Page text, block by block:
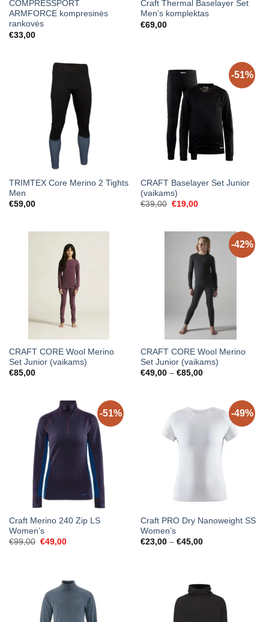
COMPRESSPORT
ARMFORCE kompresinės
rankovės
€33,00
Craft Thermal Baselayer Set
Men’s komplektas
€69,00
TRIMTEX Core Merino 2 Tights
Men
€59,00
-51%
CRAFT Baselayer Set Junior
(vaikams)
€39,00 Original
€19,00Current
CRAFT CORE Wool Merino
Set Junior (vaikams)
€85,00
-42%
CRAFT CORE Wool Merino
Set Junior (vaikams)
€49,00 – €85,00Price
-51%
Craft Merino 240 Zip LS
Women’s
€99,00 Original
€49,00Current
-49%
Craft PRO Dry Nanoweight SS
Women’s
€23,00 – €45,00Price